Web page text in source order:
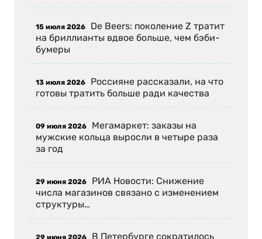
15 июля 2026 De Beers: поколение Z тратит
на бриллианты вдвое больше, чем бэби-
бумеры
13 июля 2026 Россияне рассказали, на что
готовы тратить больше ради качества
09 июля 2026 Мегамаркет: заказы на
мужские кольца выросли в четыре раза
за год
29 июня 2026 РИА Новости: Снижение
числа магазинов связано с изменением
структуры…
29 июня 2026 В Петербурге сократилось